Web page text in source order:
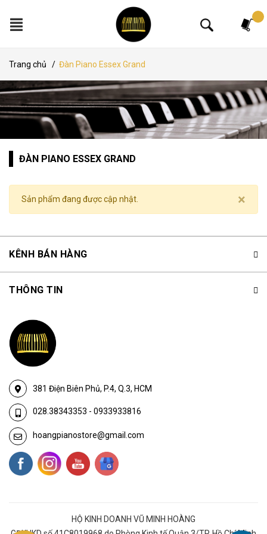
Trang chủ / Đàn Piano Essex Grand
ĐÀN PIANO ESSEX GRAND
×
Sản phẩm đang được cập nhật.
KÊNH BÁN HÀNG
381 Điện Biên Phủ, P.4, Q.3, HCM
028.38343353 - 0933933816
hoangpianostore@gmail.com
THÔNG TIN
HỘ KINH DOANH VŨ MINH HOÀNG